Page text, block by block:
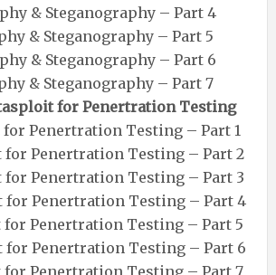
& Steganography – Part 4
& Steganography – Part 5
& Steganography – Part 6
& Steganography – Part 7
for Penertration Testing
for Penertration Testing – Part 1
for Penertration Testing – Part 2
for Penertration Testing – Part 3
for Penertration Testing – Part 4
for Penertration Testing – Part 5
for Penertration Testing – Part 6
for Penertration Testing – Part 7